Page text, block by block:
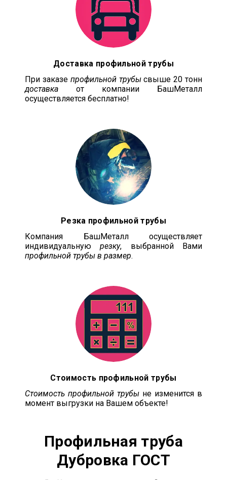
Доставка профильной трубы
При заказе профильной трубысвыше 20 тонн
доставка от компании БашМеталл
осуществляется бесплатно!
Резка профильной трубы
Компания БашМеталл осуществляет
индивидуальнуюрезку, выбранной Вами
профильной трубы в размер.
Стоимость профильной трубы
Стоимость профильной трубы не изменится в
момент выгрузки на Вашем объекте!
Профильная труба
Дубровка ГОСТ